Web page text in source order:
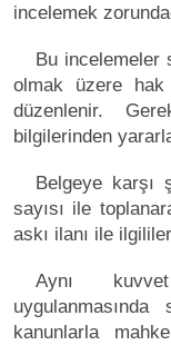
incelemek
Bu incelemeler
olmak üzere
düzenlenir.
bilgilerinden
Belgeye karşı
sayısı ile
askı ilanı ile
Aynı
kanunlarla